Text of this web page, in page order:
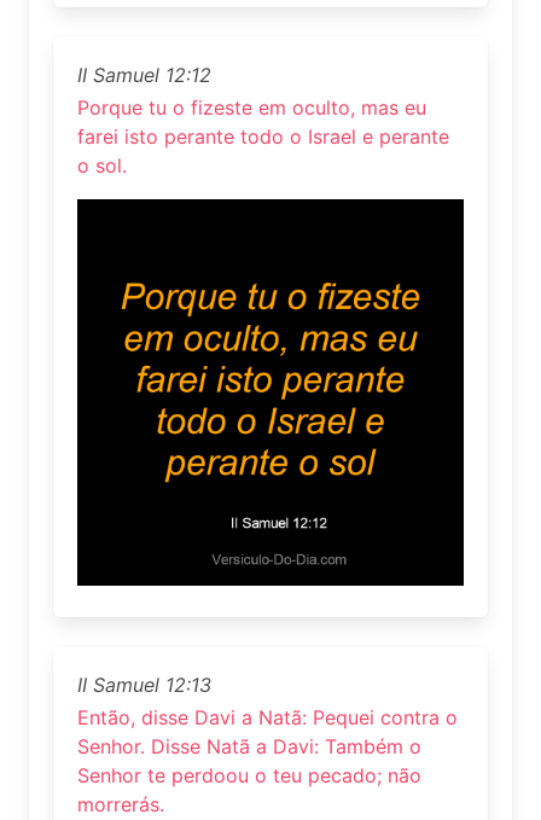
II Samuel 12:12
Porque tu o fizeste em oculto, mas eu
farei isto perante todo o Israel e perante
o sol.
II Samuel 12:13
Então, disse Davi a Natã: Pequei contra o
Senhor. Disse Natã a Davi: Também o
Senhor te perdoou o teu pecado; não
morrerás.